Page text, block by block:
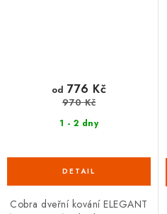
1 - 2 dny
od 776 Kč
970 Kč
Cobra dveřní kování ELEGANT